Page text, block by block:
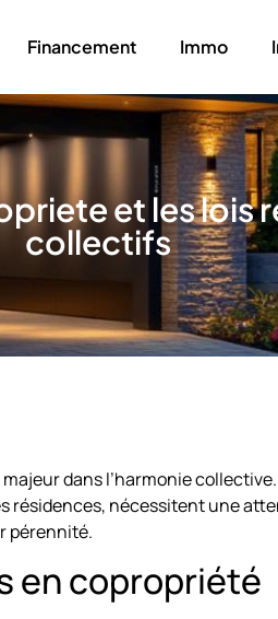
Financement Immo
et les lois
collectifs
dans l’harmonie
résidences, nécessitent une
pérennité.
en copropriété